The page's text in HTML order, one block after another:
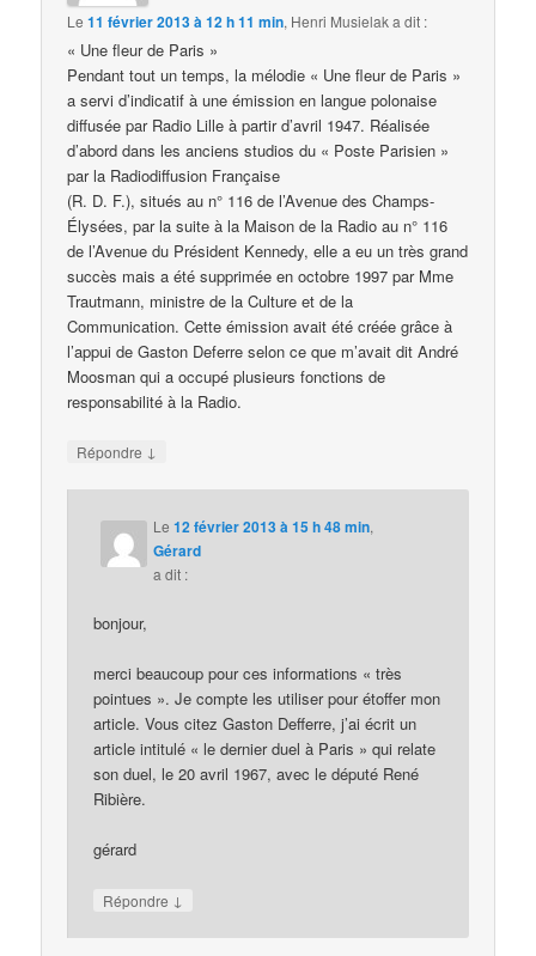
Le11 février 2013 à 12 h 11 min, Henri Musielaka dit :
« Une fleur de Paris »
Pendant tout un temps, la mélodie « Une fleur de Paris »
a servi d’indicatif à une émission en langue polonaise
diffusée par Radio Lille à partir d’avril 1947. Réalisée
d’abord dans les anciens studios du « Poste Parisien »
par la Radiodiffusion Française
(R. D. F.), situés au n° 116 de l’Avenue des Champs-
Élysées, par la suite à la Maison de la Radio au n° 116
de l’Avenue du Président Kennedy, elle a eu un très grand
succès mais a été supprimée en octobre 1997 par Mme
Trautmann, ministre de la Culture et de la
Communication. Cette émission avait été créée grâce à
l’appui de Gaston Deferre selon ce que m’avait dit André
Moosman qui a occupé plusieurs fonctions de
responsabilité à la Radio.
Répondre ↓
Le12 février 2013 à 15 h 48 min,
Gérard
a dit :
bonjour,
merci beaucoup pour ces informations « très
pointues ». Je compte les utiliser pour étoffer mon
article. Vous citez Gaston Defferre, j’ai écrit un
article intitulé « le dernier duel à Paris » qui relate
son duel, le 20 avril 1967, avec le député René
Ribière.
gérard
Répondre ↓